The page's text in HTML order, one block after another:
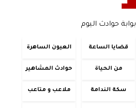
بوابة حوادث اليوم
قضايا الساعة العيون الساهرة
من الحياة حوادث المشاهير
سكة الندامة ملاعب و متاعب